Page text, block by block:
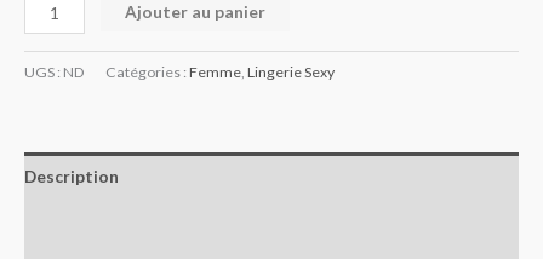
Ajouter au panier
UGS : ND Catégories : Femme, Lingerie Sexy
Description